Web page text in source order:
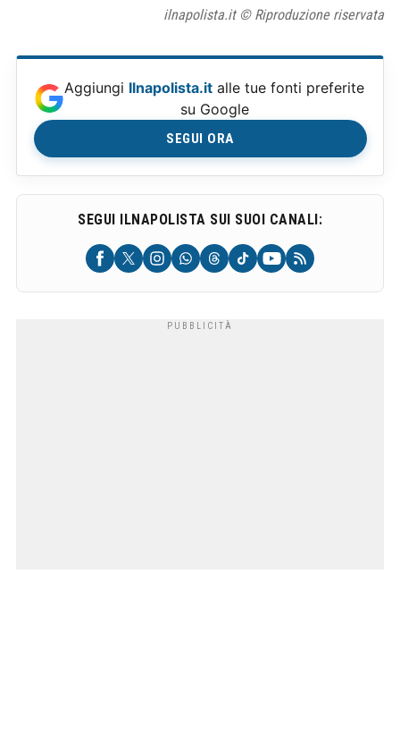
ilnapolista.it © Riproduzione riservata
Aggiungi Ilnapolista.it alle tue fonti preferite
su Google
SEGUI ORA
SEGUI ILNAPOLISTA SUI SUOI CANALI: